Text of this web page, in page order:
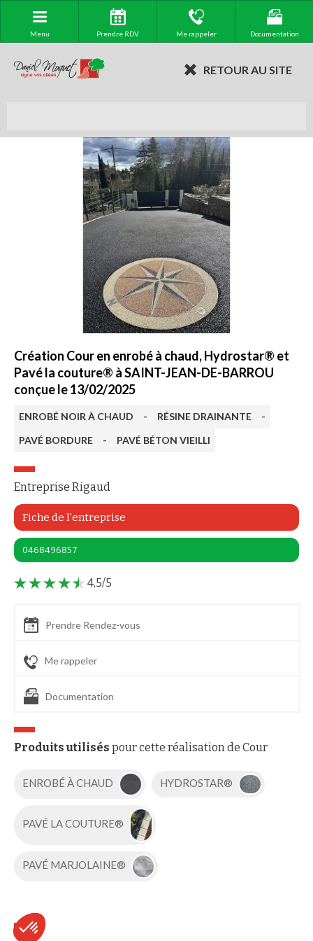
Menu Prendre RDV Me rappeler Documentation
RETOUR AU SITE
Création Cour en enrobé à chaud, Hydrostar® et
Pavé la couture® à SAINT-JEAN-DE-BARROU
conçue le 13/02/2025
ENROBÉ NOIR À CHAUD - RÉSINE DRAINANTE
-
PAVÉ BORDURE
- PAVÉ BÉTON VIEILLI
Entreprise Rigaud
Fiche de l'entreprise
0468496857
4,5/5
Prendre Rendez-vous
Me rappeler
Documentation
Produits utilisés pour cette réalisation de Cour
ENROBÉ À CHAUD HYDROSTAR®
PAVÉ LA COUTURE®
PAVÉ MARJOLAINE®